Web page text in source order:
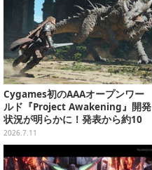
Cygames初のAAAオープンワー
ルド『Project Awakening』開発
状況が明らかに！発表から約10
年、“これから一気に加速してい
く段階”
2026.7.11